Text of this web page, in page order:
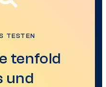
TESTEN
tenfold
und